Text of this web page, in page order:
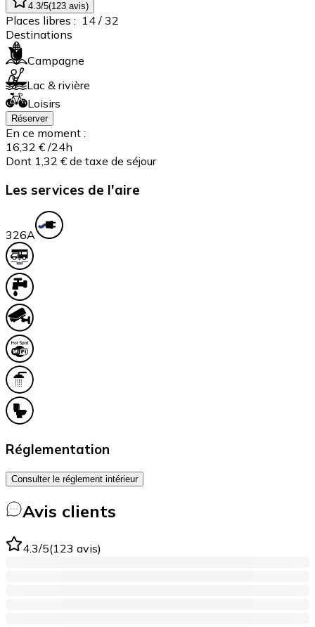
4.3/5(123 avis)
Places libres : 14 / 32
Destinations
Campagne
Lac & rivière
Loisirs
Réserver
En ce moment :
16,32 € /24h
Dont 1,32 € de taxe de séjour
Les services de l'aire
326A
Réglementation
Consulter le réglement intérieur
Avis clients
4.3/5(123 avis)